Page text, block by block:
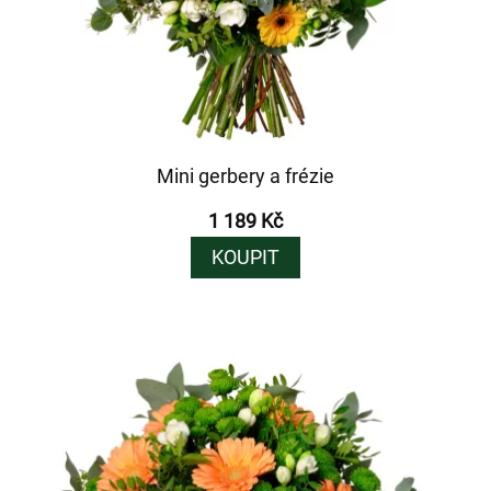
Mini gerbery a frézie
1 189 Kč
KOUPIT